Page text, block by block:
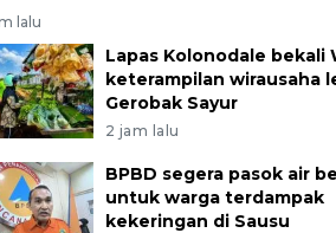
lalu
Lapas Kolonodale bekali
keterampilan wirausaha
Gerobak Sayur
2 jam lalu
BPBD segera pasok air
untuk warga terdampak
kekeringan di Sausu